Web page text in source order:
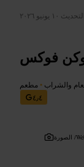
١٠ يونيو ٢٠٢٦
فوكس
والشراب • مطعم
٤٫٤
الصورة /